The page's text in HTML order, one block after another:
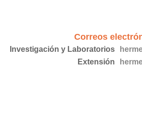
Correos
Investigación y Laboratorios
Extensión